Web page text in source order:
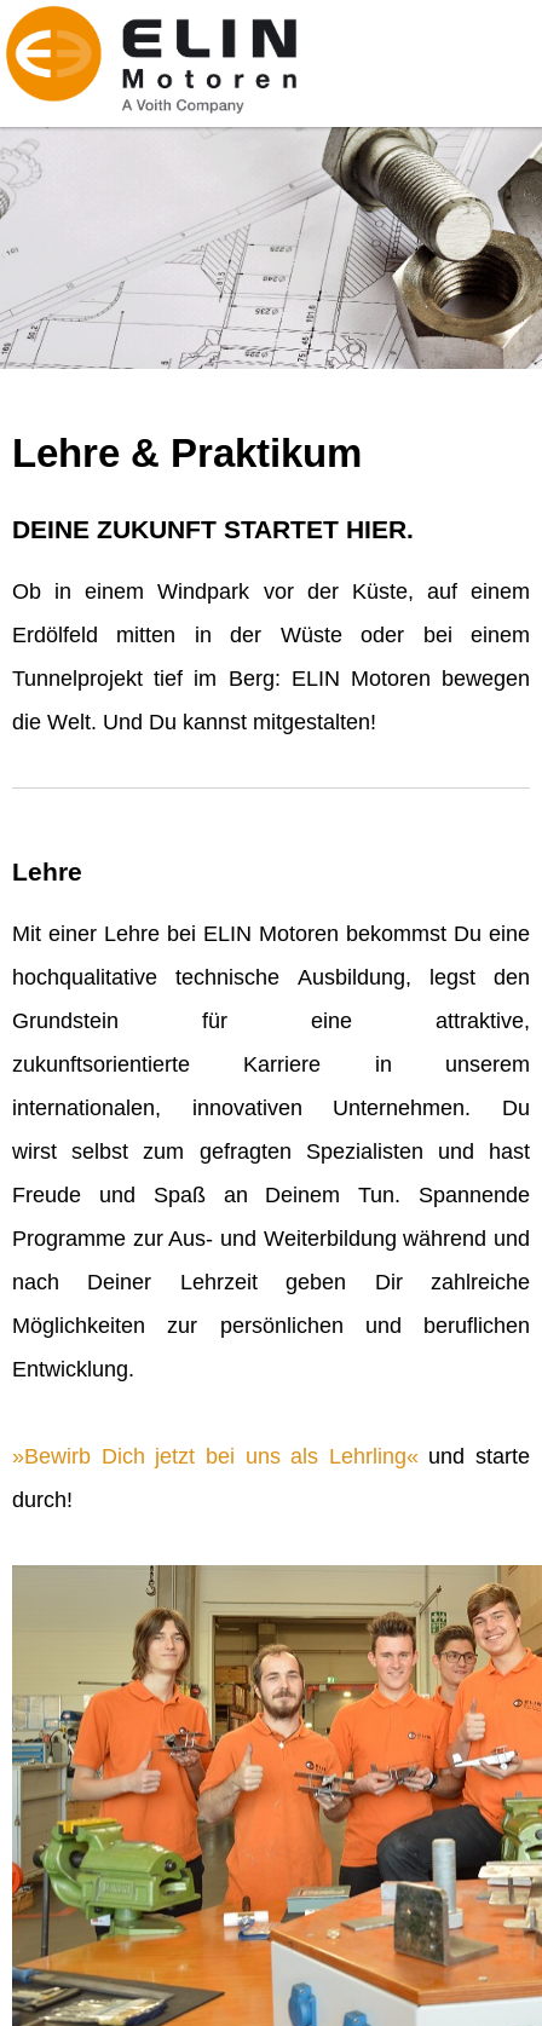
Lehre & Praktikum
DEINE ZUKUNFT STARTET HIER.
Ob in einem Windpark vor der Küste, auf einem
Erdölfeld mitten in der Wüste oder bei einem
Tunnelprojekt tief im Berg: ELIN Motoren bewegen
die Welt. Und Du kannst mitgestalten!
Lehre
Mit einer Lehre bei ELIN Motoren bekommst Du eine
hochqualitative technische Ausbildung, legst den
Grundstein für eine attraktive,
zukunftsorientierte Karriere in unserem
internationalen, innovativen Unternehmen. Du
wirst selbst zum gefragten Spezialisten und hast
Freude und Spaß an Deinem Tun. Spannende
Programme zur Aus- und Weiterbildung während und
nach Deiner Lehrzeit geben Dir zahlreiche
Möglichkeiten zur persönlichen und beruflichen
Entwicklung.
Bewirb Dich jetzt bei uns als Lehrling und starte
durch!